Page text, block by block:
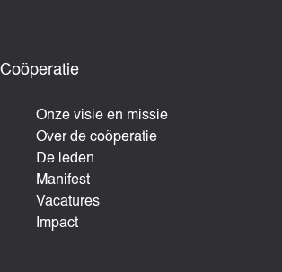
Coöperatie
Onze visie en missie
Over de coöperatie
De leden
Manifest
Vacatures
Impact